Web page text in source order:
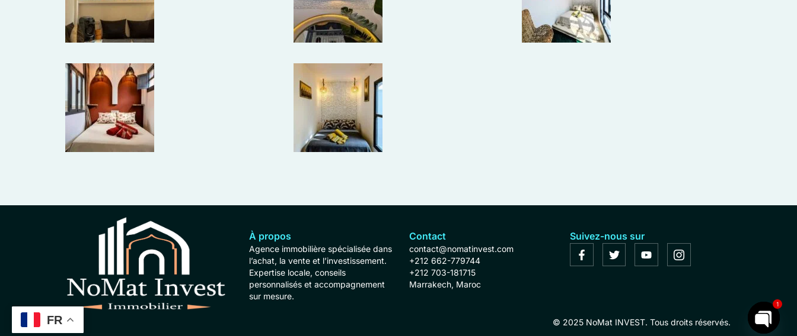
À propos
Agence immobilière spécialisée dans
l’achat, la vente et l’investissement.
Expertise locale, conseils
personnalisés et accompagnement
sur mesure.
Contact
contact@nomatinvest.com
+212 662-779744
+212 703-181715
Marrakech, Maroc
Suivez-nous sur
© 2025 NoMat INVEST. Tous droits réservés.
FR
1